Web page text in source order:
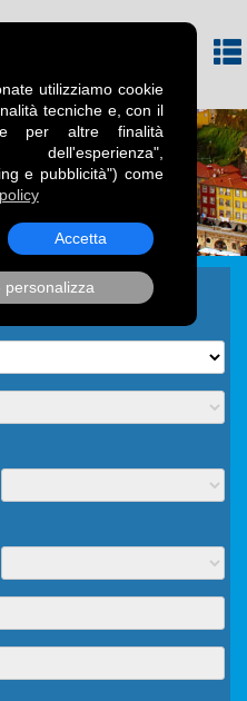
utilizziamo cookie
tecniche e, con il
per altre finalità
e pubblicità") come
Accetta
personalizza